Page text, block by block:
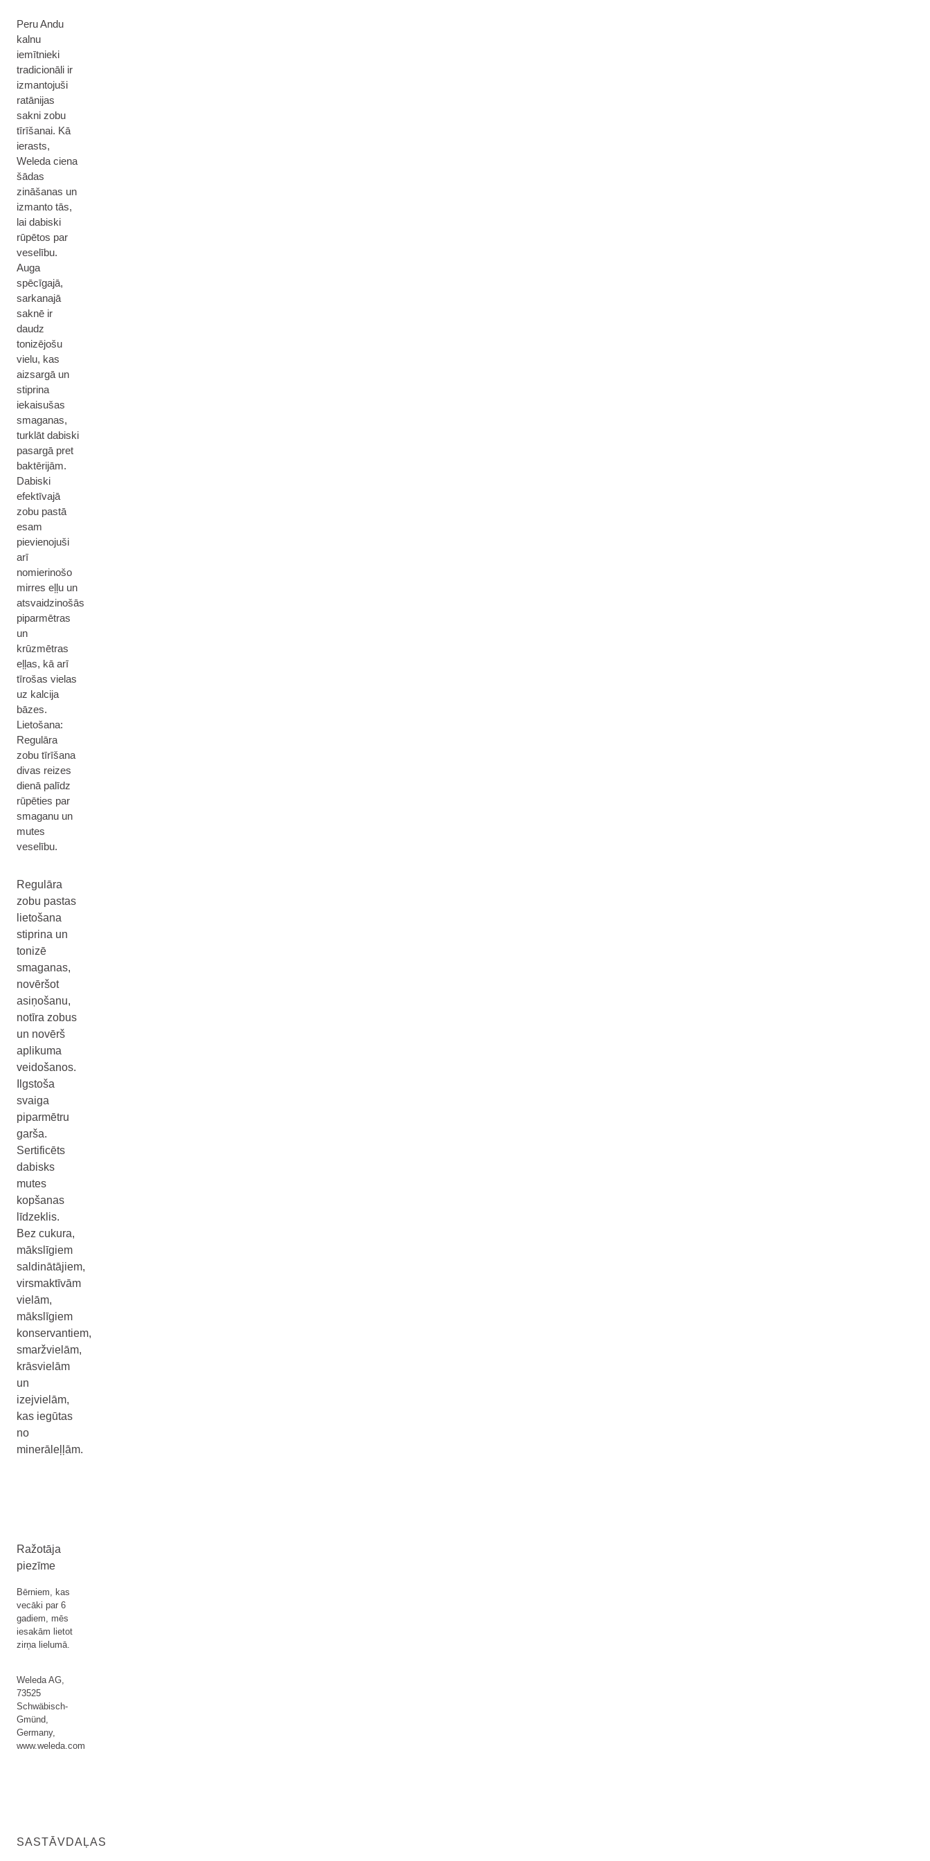
Peru Andu
kalnu
iemītnieki
tradicionāli ir
izmantojuši
ratānijas
sakni zobu
tīrīšanai. Kā
ierasts,
Weleda ciena
šādas
zināšanas un
izmanto tās,
lai dabiski
rūpētos par
veselību.
Auga
spēcīgajā,
sarkanajā
saknē ir
daudz
tonizējošu
vielu, kas
aizsargā un
stiprina
iekaisušas
smaganas,
turklāt dabiski
pasargā pret
baktērijām.
Dabiski
efektīvajā
zobu pastā
esam
pievienojuši
arī
nomierinošo
mirres eļļu un
atsvaidzinošās
piparmētras
un
krūzmētras
eļļas, kā arī
tīrošas vielas
uz kalcija
bāzes.
Lietošana:
Regulāra
zobu tīrīšana
divas reizes
dienā palīdz
rūpēties par
smaganu un
mutes
veselību.
Regulāra
zobu pastas
lietošana
stiprina un
tonizē
smaganas,
novēršot
asiņošanu,
notīra zobus
un novērš
aplikuma
veidošanos.
Ilgstoša
svaiga
piparmētru
garša.
Sertificēts
dabisks
mutes
kopšanas
līdzeklis.
Bez cukura,
mākslīgiem
saldinātājiem,
virsmaktīvām
vielām,
mākslīgiem
konservantiem,
smaržvielām,
krāsvielām
un
izejvielām,
kas iegūtas
no
minerāleļļām.
Ražotāja
piezīme
Bērniem, kas
vecāki par 6
gadiem, mēs
iesakām lietot
zirņa lielumā.
Weleda AG,
73525
Schwäbisch-
Gmünd,
Germany,
www.weleda.com
SASTĀVDAĻAS